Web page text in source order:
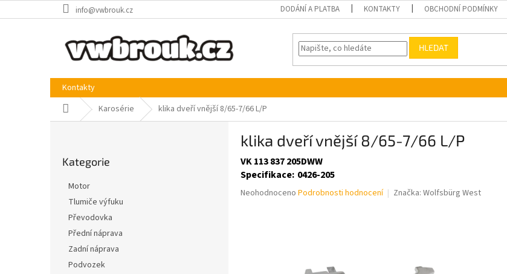
na
info@vwbrouk.cz DODÁNÍ A PLATBA KONTAKTY OBCHODNÍ PODMÍNKY
HLEDAT
Kontakty
Domů Karosérie klika dveří vnější 8/65-7/66 L/P
kategorie
Kategorie
Motor
Tlumiče výfuku
Převodovka
Přední náprava
Zadní náprava
Podvozek
klika dveří vnější 8/65-7/66 L/P
VK 113 837 205DWW
Specifikace: 0426-205
Průměrné
Neohodnoceno Podrobnosti hodnocení Značka: Wolfsbürg West